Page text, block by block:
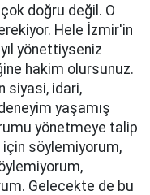
doğru değil. O
Hele İzmir'in
yönettiyseniz
hakim olursunuz.
siyasi, idari,
yaşamış
yönetmeye talip
için söylemiyorum,
Gelecekte de bu